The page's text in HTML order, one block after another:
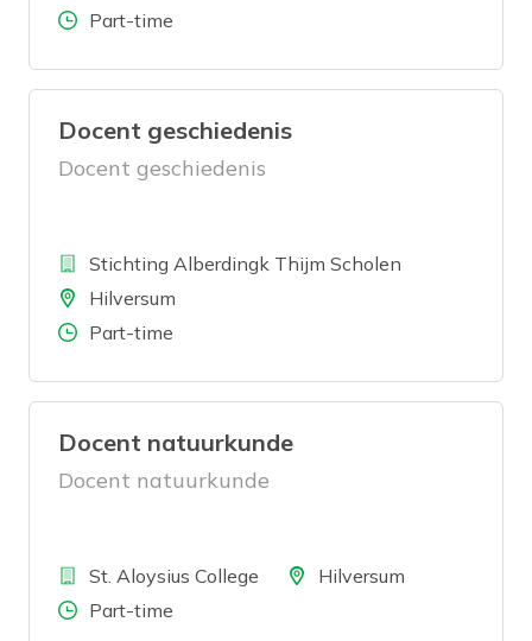
Aantal uren
Part-time
Docent geschiedenis
Docent geschiedenis
BedrijfStichting Alberdingk Thijm Scholen
LocatieHilversum
Aantal uren
Part-time
Docent natuurkunde
Docent natuurkunde
BedrijfSt. Aloysius College LocatieHilversum
Aantal uren
Part-time